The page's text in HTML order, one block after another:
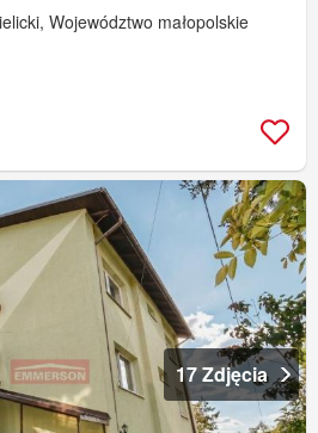
Województwo małopolskie
17 Zdjęcia